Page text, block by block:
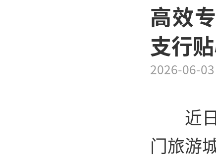
高效
支行
2026-06-
近
门旅游